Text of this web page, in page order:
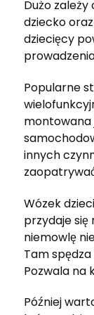
Dużo
dziecko
dziecięcy
Popularne
innych
Wózek
przydaje się
niemowlę
Tam spędza
Pozwala na
Później